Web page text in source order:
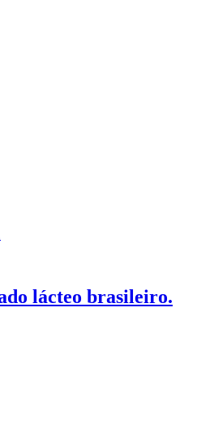
lácteo brasileiro.